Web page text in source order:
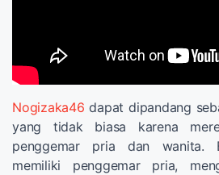
Nogizaka46 dapat dipandang
yang tidak biasa karena
penggemar pria dan wanita.
memiliki penggemar pria,